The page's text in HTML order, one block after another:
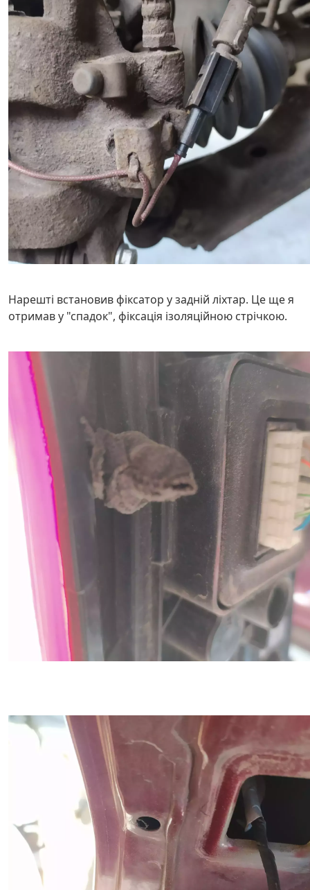
Нарешті встановив фіксатор у задній ліхтар. Це ще я
отримав у "спадок", фіксація ізоляційною стрічкою.